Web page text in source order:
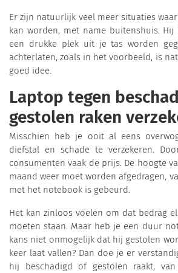
Er zijn natuurlijk veel meer situaties
kan worden, met name buitenshuis.
een drukke plek uit je tas worden
achterlaten, zoals in het voorbeeld, is
goed idee.
Laptop tegen
gestolen raken
Misschien heb je ooit al eens
diefstal en schade te verzekeren.
consumenten vaak de prijs. De hoogte
maand weer moet worden afgedragen,
met het notebook is gebeurd.
Het kan zinloos voelen om dat bedrag
moeten staan. Maar heb je een duur
kans niet onmogelijk dat hij gestolen
keer laat vallen? Dan doe je er
hij beschadigd of gestolen raakt,